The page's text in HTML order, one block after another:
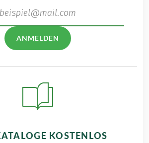
ANMELDEN
KOSTENLOS